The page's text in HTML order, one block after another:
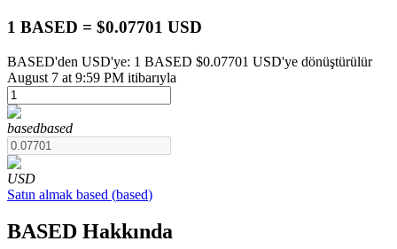
USDT Vadeli İşlemleri
1 BASED = $0.07701 USD
BASED'den USD'ye: 1 BASED $0.07701 USD'ye dönüştürülür
August 7 at 9:59 PM itibarıyla
basedbased
USD
Satın almak based (based)
BASED Hakkında